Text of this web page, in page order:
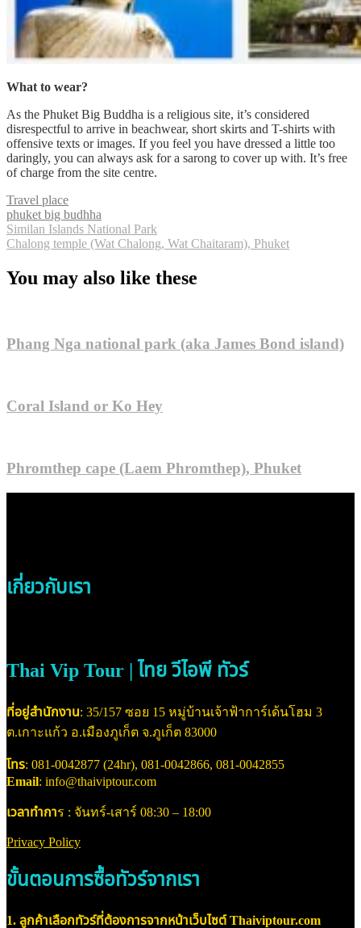
What to wear?
As the Phuket Big Buddha is a religious site, it’s considered
disrespectful to arrive in beachwear, short skirts and T-shirts with
offensive texts or images. If you feel you have dressed a little too
daringly, you can always ask for a sarong to cover up with. It’s free
of charge from the site centre.
Travel place
Tags
phuket big budhha
แนะแนว
Similan Islands National Park
Chalong temple (Wat Chalong, Wat Chaitaram), Phuket
You may also like these
Phang Nga national park (aka James Bond island)
Coral Island or Ko Hey
Phromthep cape (Laem Phromthep), Phuket
เกี่ยวกับเรา
Thai Vip Tour | ไทย วีไอพี ทัวร์
ที่อยู่สำนักงาน: 35/157 ซอย 15 หมู่บ้านเจ้าฟ้าการ์เด้นโฮม 3
ต.เกาะแก้ว อ.เมืองภูเก็ต จ.ภูเก็ต 83000
โทร: 081-0042877 (24hr), 081-0042866, 081-0042855
Email: info@thaiviptour.com
เวลาทำการ : จันทร์-เสาร์ 08:30 – 18:00
Privacy Policy
ขั้นตอนการซื้อทัวร์จากเรา
1. ลูกค้าเลือกทัวร์ที่ต้องการจากหน้าเว็บไซต์ Thaiviptour.com